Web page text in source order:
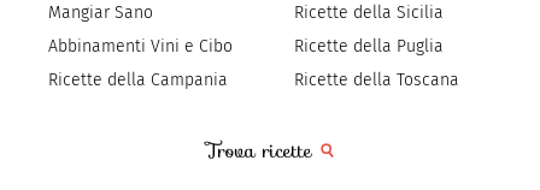
Mangiar Sano
Abbinamenti Vini e Cibo
Ricette della Campania
Ricette della Sicilia
Ricette della Puglia
Ricette della Toscana
Trova ricette